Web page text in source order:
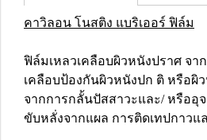
คาวิลอน โนสติง แบริเออร์ ฟิล์ม
ฟิล์มเหลวเคลือบผิวหนังปราศ จา
เคลือบป้องกันผิวหนังปก ติ หรือผิว
จากการกลั้นปัสสาวะและ/ หรืออุ
ขับหลั่งจากแผล การติดเทปกาวแ